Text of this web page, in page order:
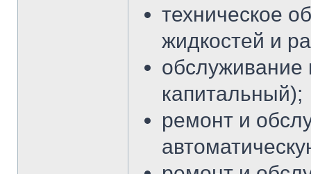
техническое
жидкостей и
обслуживание
капитальный);
ремонт и